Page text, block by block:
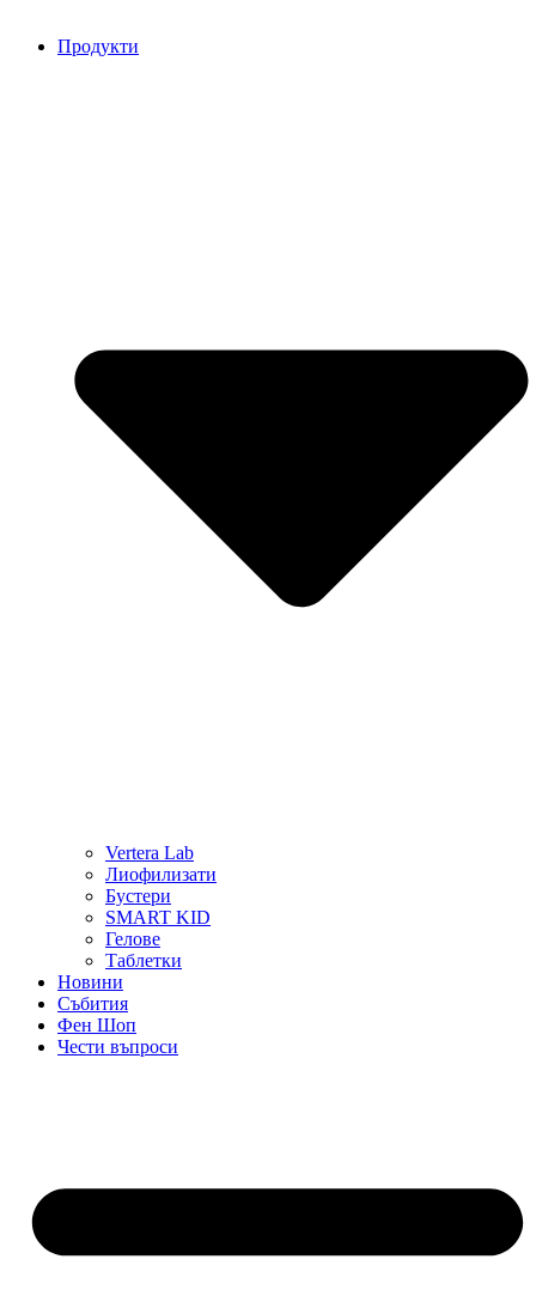
Продукти
Vertera Lab
Лиофилизати
Бустери
SMART KID
Гелове
Таблетки
Новини
Събития
Фен Шоп
Чести въпроси